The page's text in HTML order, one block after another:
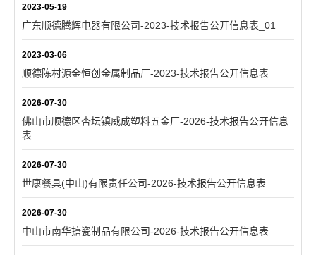
2023-05-19
广东顺德腾辉电器有限公司-2023-技术报告公开信息表_01
2023-03-06
顺德陈村源金恒创金属制品厂-2023-技术报告公开信息表
2026-07-30
佛山市顺德区杏坛镇威成塑料五金厂-2026-技术报告公开信息
表
2026-07-30
世康餐具(中山)有限责任公司-2026-技术报告公开信息表
2026-07-30
中山市南华搪瓷制品有限公司-2026-技术报告公开信息表